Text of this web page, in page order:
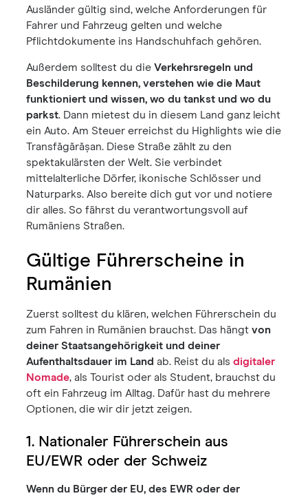
Ausländer gültig sind, welche Anforderungen für
Fahrer und Fahrzeug gelten und welche
Pflichtdokumente ins Handschuhfach gehören.
Außerdem solltest du dieVerkehrsregeln und
Beschilderung kennen, verstehen wie die Maut
funktioniert und wissen, wo du tankst und wo du
parkst. Dann mietest du in diesem Land ganz leicht
ein Auto. Am Steuer erreichst du Highlights wie die
Transfăgărășan. Diese Straße zählt zu den
spektakulärsten der Welt. Sie verbindet
mittelalterliche Dörfer, ikonische Schlösser und
Naturparks. Also bereite dich gut vor und notiere
dir alles. So fährst du verantwortungsvoll auf
Rumäniens Straßen.
Gültige Führerscheine in
Rumänien
Zuerst solltest du klären, welchen Führerschein du
zum Fahren in Rumänien brauchst. Das hängtvon
deiner Staatsangehörigkeit und deiner
Aufenthaltsdauer im Land ab. Reist du alsdigitaler
Nomade, als Tourist oder als Student, brauchst du
oft ein Fahrzeug im Alltag. Dafür hast du mehrere
Optionen, die wir dir jetzt zeigen.
1. Nationaler Führerschein aus
EU/EWR oder der Schweiz
Wenn du Bürger der EU, des EWR oder der